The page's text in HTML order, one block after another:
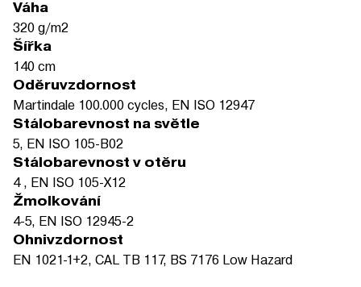
Váha
320 g/m2
Šířka
140 cm
Oděruvzdornost
Martindale 100.000 cycles, EN ISO 12947
Stálobarevnost na světle
5, EN ISO 105-B02
Stálobarevnost v otěru
4 , EN ISO 105-X12
Žmolkování
4-5, EN ISO 12945-2
Ohnivzdornost
EN 1021-1+2, CAL TB 117, BS 7176 Low Hazard